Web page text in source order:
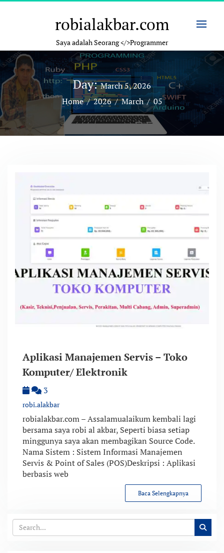
Skip
robialakbar.com
Saya adalah Seorang </>Programmer
Day:March 5, 2026
Home/2026/March/05
Aplikasi Manajemen Servis – Toko
Komputer/ Elektronik
3
robi.alakbar
robialakbar.com – Assalamualaikum kembali lagi
bersama saya robi al akbar, Seperti biasa setiap
minggunya saya akan membagikan Source Code.
Nama Sistem : Sistem Informasi Manajemen
Servis & Point of Sales (POS)Deskripsi : Aplikasi
berbasis web
Baca Selengkapnya